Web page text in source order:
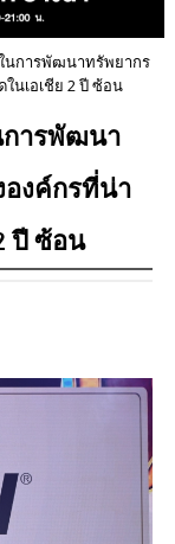
นการพัฒนาทรัพยากร
นเอเชีย 2 ปี ซ้อน
การพัฒนา
งค์กรที่น่า
ปี ซ้อน